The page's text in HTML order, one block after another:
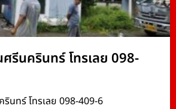
ศรีนครินทร์ โทรเลย 098-
นทร์ โทรเลย 098-409-6